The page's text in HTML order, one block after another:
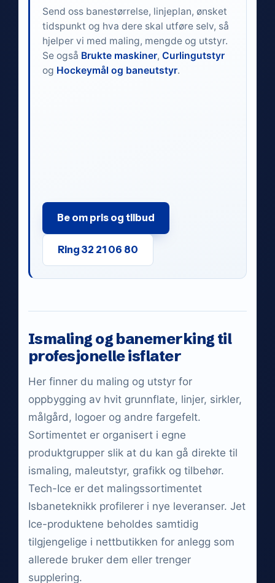
Send oss banestørrelse, linjeplan, ønsket
tidspunkt og hva dere skal utføre selv, så
hjelper vi med maling, mengde og utstyr.
Se også Brukte maskiner, Curlingutstyr
og Hockeymål og baneutstyr.
Be om pris og tilbud
Ring 32 21 06 80
Ismaling og banemerking til
profesjonelle isflater
Her finner du maling og utstyr for
oppbygging av hvit grunnflate, linjer, sirkler,
målgård, logoer og andre fargefelt.
Sortimentet er organisert i egne
produktgrupper slik at du kan gå direkte til
ismaling, maleutstyr, grafikk og tilbehør.
Tech-Ice er det malingssortimentet
Isbaneteknikk profilerer i nye leveranser. Jet
Ice-produktene beholdes samtidig
tilgjengelige i nettbutikken for anlegg som
allerede bruker dem eller trenger
supplering.